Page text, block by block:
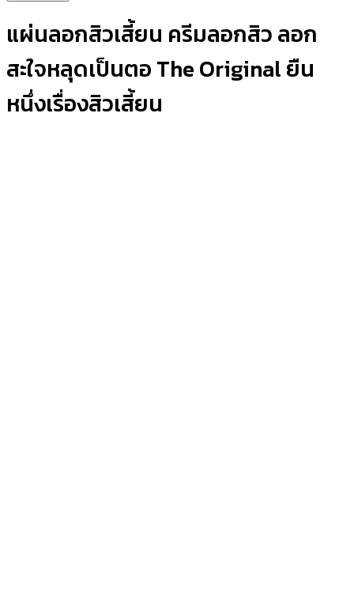
แผ่นลอกสิวเสี้ยน ครีมลอกสิว ลอก
สะใจหลุดเป็นตอ The Original ยืน
หนึ่งเรื่องสิวเสี้ยน